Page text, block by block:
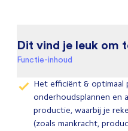
Dit vind je leuk om
Functie-inhoud
Het efficiënt & optimaal
onderhoudsplannen en
productie, waarbij je
(zoals mankracht,